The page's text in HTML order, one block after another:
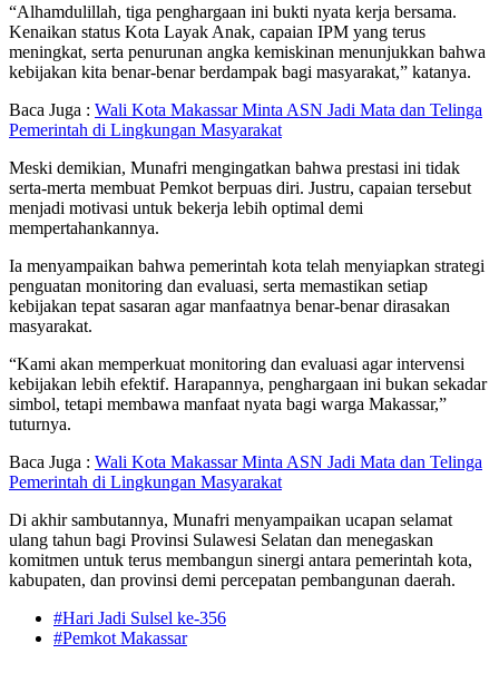
“Alhamdulillah, tiga penghargaan ini bukti nyata kerja bersama.
Kenaikan status Kota Layak Anak, capaian IPM yang terus
meningkat, serta penurunan angka kemiskinan menunjukkan bahwa
kebijakan kita benar-benar berdampak bagi masyarakat,” katanya.
Baca Juga : Wali Kota Makassar Minta ASN Jadi Mata dan Telinga
Pemerintah di Lingkungan Masyarakat
Meski demikian, Munafri mengingatkan bahwa prestasi ini tidak
serta-merta membuat Pemkot berpuas diri. Justru, capaian tersebut
menjadi motivasi untuk bekerja lebih optimal demi
mempertahankannya.
Ia menyampaikan bahwa pemerintah kota telah menyiapkan strategi
penguatan monitoring dan evaluasi, serta memastikan setiap
kebijakan tepat sasaran agar manfaatnya benar-benar dirasakan
masyarakat.
“Kami akan memperkuat monitoring dan evaluasi agar intervensi
kebijakan lebih efektif. Harapannya, penghargaan ini bukan sekadar
simbol, tetapi membawa manfaat nyata bagi warga Makassar,”
tuturnya.
Baca Juga : Wali Kota Makassar Minta ASN Jadi Mata dan Telinga
Pemerintah di Lingkungan Masyarakat
Di akhir sambutannya, Munafri menyampaikan ucapan selamat
ulang tahun bagi Provinsi Sulawesi Selatan dan menegaskan
komitmen untuk terus membangun sinergi antara pemerintah kota,
kabupaten, dan provinsi demi percepatan pembangunan daerah.
#Hari Jadi Sulsel ke-356
#Pemkot Makassar